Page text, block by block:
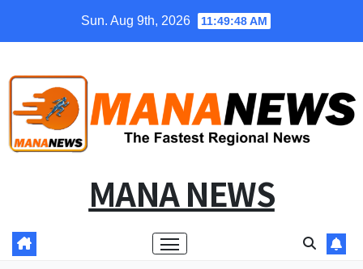
Sun. Aug 9th, 2026 11:49:49 AM
MANA NEWS